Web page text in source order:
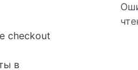
checkout
в